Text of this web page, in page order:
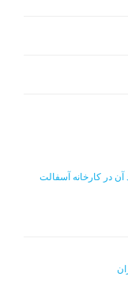
آن در کارخانه آسفالت